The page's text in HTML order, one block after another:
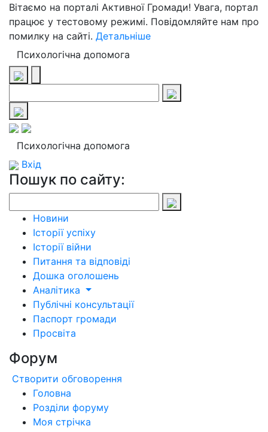
Вітаємо на порталі Активної Громади! Увага, портал
працює у тестовому режимі. Повідомляйте нам про
помилку на сайті. Детальніше
Психологічна допомога
Психологічна допомога
Вхід
Пошук по сайту:
Новини
Історії успіху
Історії війни
Питання та відповіді
Дошка оголошень
Аналітика
Публічні консультації
Паспорт громади
Просвіта
Форум
Створити обговорення
Головна
Розділи форуму
Моя стрічка